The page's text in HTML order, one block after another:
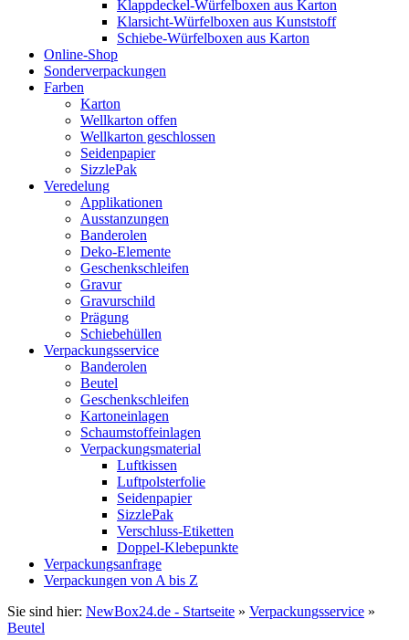
Klappdeckel-Würfelboxen aus Karton
Klarsicht-Würfelboxen aus Kunststoff
Schiebe-Würfelboxen aus Karton
Online-Shop
Sonderverpackungen
Farben
Karton
Wellkarton offen
Wellkarton geschlossen
Seidenpapier
SizzlePak
Veredelung
Applikationen
Ausstanzungen
Banderolen
Deko-Elemente
Geschenkschleifen
Gravur
Gravurschild
Prägung
Schiebehüllen
Verpackungsservice
Banderolen
Beutel
Geschenkschleifen
Kartoneinlagen
Schaumstoffeinlagen
Verpackungsmaterial
Luftkissen
Luftpolsterfolie
Seidenpapier
SizzlePak
Verschluss-Etiketten
Doppel-Klebepunkte
Verpackungsanfrage
Verpackungen von A bis Z
Sie sind hier: NewBox24.de - Startseite » Verpackungsservice »
Beutel